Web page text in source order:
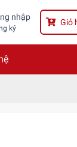
nhập
ký
Giỏ